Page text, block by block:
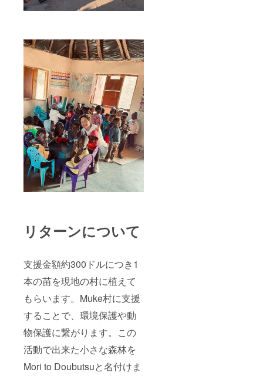
リターンについて
支援金額約300ドルにつき1
本の苗を現地の村に植えて
もらいます。Muke村に支援
することで、環境保護や動
物保護に繋がります。この
活動で出来た小さな森林を
Mori to Doubutsuと名付けま